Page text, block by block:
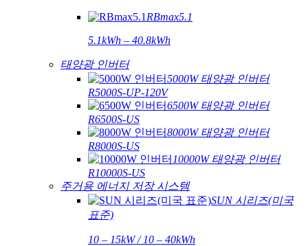
RBmax5.1
5.1kWh – 40.8kWh
태양광 인버터
5000W 태양광 인버터
R5000S-UP-120V
6500W 태양광 인버터
R6500S-US
8000W 태양광 인버터
R8000S-US
10000W 태양광 인버터
R10000S-US
주거용 에너지 저장 시스템
SUN 시리즈(미국
표준)
10 – 15kW / 10 – 40kWh